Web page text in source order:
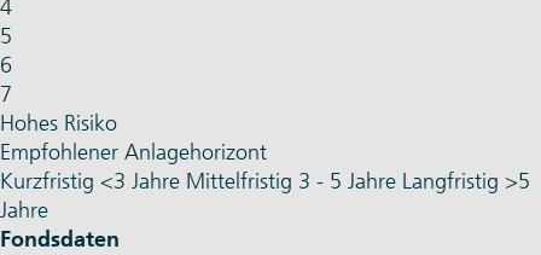
4
5
6
7
Hohes Risiko
Empfohlener Anlagehorizont
Kurzfristig <3 Jahre Mittelfristig 3 - 5 Jahre Langfristig >5
Jahre
Fondsdaten